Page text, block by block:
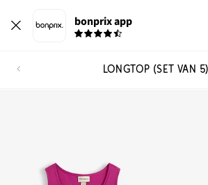
bonprix app
LONGTOP (SET VAN 5)